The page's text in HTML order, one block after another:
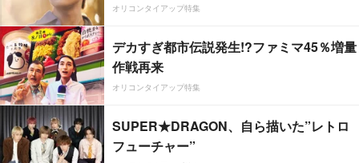
オリコンタイアップ特集
デカすぎ都市伝説発生!?ファミマ45％増量
作戦再来
オリコンタイアップ特集
SUPER★DRAGON、自ら描いた”レトロ
フューチャー”